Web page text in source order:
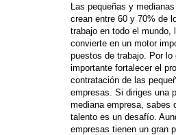
Las pequeñas y
crean entre 60 y 70% de
trabajo en todo el mundo,
convierte en un motor
puestos de trabajo. Por lo
importante fortalecer el
contratación de las
empresas. Si diriges una
mediana empresa, sabes
talento es un desafío.
empresas tienen un gran